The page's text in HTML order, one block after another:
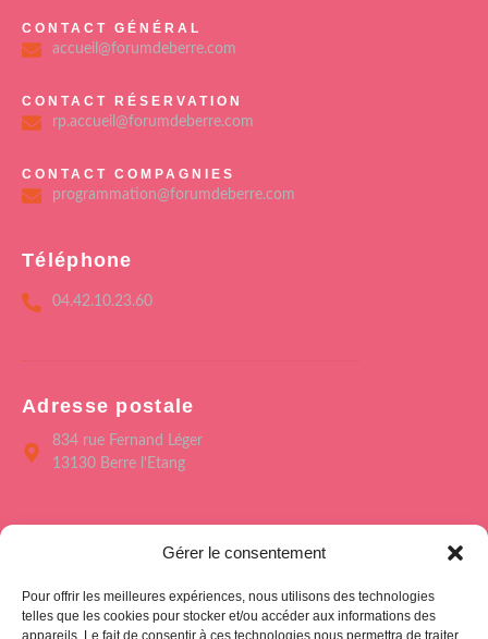
Gérer le consentement
Pour offrir les meilleures expériences, nous utilisons des technologies
telles que les cookies pour stocker et/ou accéder aux informations des
appareils. Le fait de consentir à ces technologies nous permettra de traiter
CONTACT GÉNÉRAL
accueil@forumdeberre.com
CONTACT RÉSERVATION
rp.accueil@forumdeberre.com
CONTACT COMPAGNIES
programmation@forumdeberre.com
Téléphone
04.42.10.23.60
Adresse postale
834 rue Fernand Léger
13130 Berre l'Etang
Le Forum de Berre